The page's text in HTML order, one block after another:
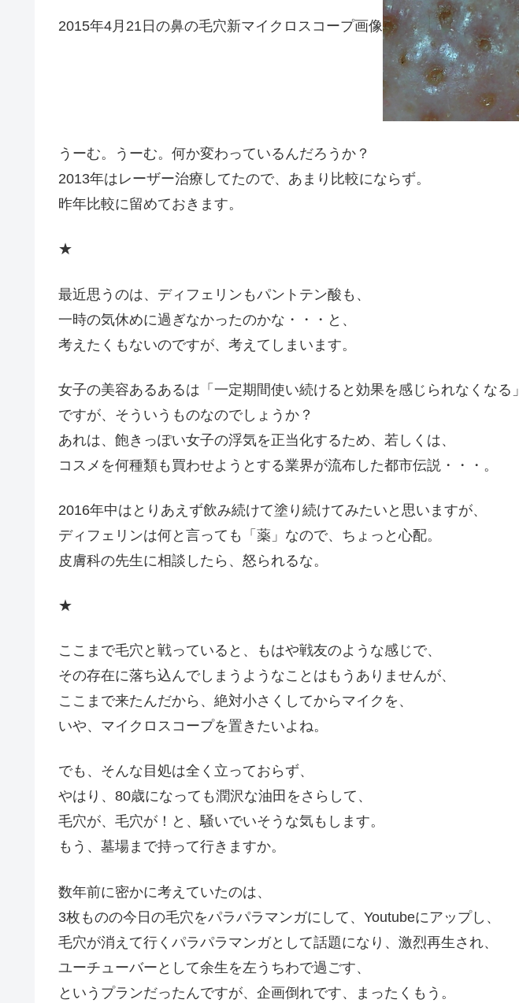
2015年4月21日の鼻の毛穴新マイクロスコープ画像
うーむ。うーむ。何か変わっているんだろうか？
2013年はレーザー治療してたので、あまり比較にならず。
昨年比較に留めておきます。
★
最近思うのは、ディフェリンもパントテン酸も、
一時の気休めに過ぎなかったのかな・・・と、
考えたくもないのですが、考えてしまいます。
女子の美容あるあるは「一定期間使い続けると効果を感じられなくなる」
ですが、そういうものなのでしょうか？
あれは、飽きっぽい女子の浮気を正当化するため、若しくは、
コスメを何種類も買わせようとする業界が流布した都市伝説・・・。
2016年中はとりあえず飲み続けて塗り続けてみたいと思いますが、
ディフェリンは何と言っても「薬」なので、ちょっと心配。
皮膚科の先生に相談したら、怒られるな。
★
ここまで毛穴と戦っていると、もはや戦友のような感じで、
その存在に落ち込んでしまうようなことはもうありませんが、
ここまで来たんだから、絶対小さくしてからマイクを、
いや、マイクロスコープを置きたいよね。
でも、そんな目処は全く立っておらず、
やはり、80歳になっても潤沢な油田をさらして、
毛穴が、毛穴が！と、騒いでいそうな気もします。
もう、墓場まで持って行きますか。
数年前に密かに考えていたのは、
3枚ものの今日の毛穴をパラパラマンガにして、Youtubeにアップし、
毛穴が消えて行くパラパラマンガとして話題になり、激烈再生され、
ユーチューバーとして余生を左うちわで過ごす、
というプランだったんですが、企画倒れです、まったくもう。